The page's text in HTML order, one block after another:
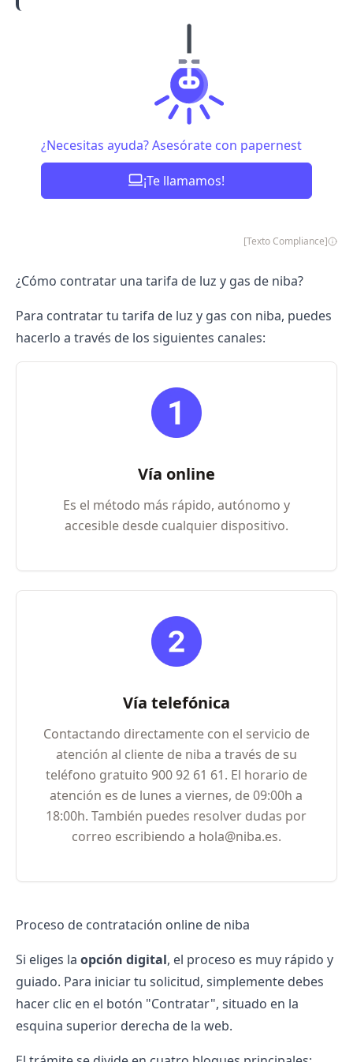
¿Necesitas ayuda? Asesórate con papernest
¡Te llamamos!
[Texto Compliance]
¿Cómo contratar una tarifa de luz y gas de niba?
Para contratar tu tarifa de luz y gas con niba, puedes
hacerlo a través de los siguientes canales:
Vía online
Es el método más rápido, autónomo y
accesible desde cualquier dispositivo.
Vía telefónica
Contactando directamente con el servicio de
atención al cliente de niba a través de su
teléfono gratuito 900 92 61 61. El horario de
atención es de lunes a viernes, de 09:00h a
18:00h. También puedes resolver dudas por
correo escribiendo a hola@niba.es.
Proceso de contratación online de niba
Si eliges la opción digital, el proceso es muy rápido y
guiado. Para iniciar tu solicitud, simplemente debes
hacer clic en el botón "Contratar", situado en la
esquina superior derecha de la web.